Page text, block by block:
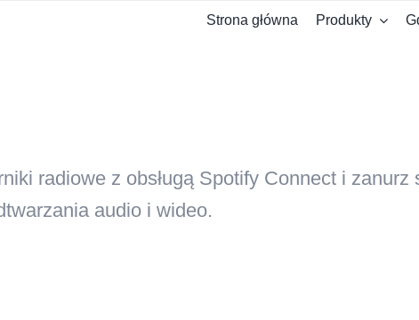
Strona główna Produkty
radiowe z obsługą Spotify Connect i
audio i wideo.